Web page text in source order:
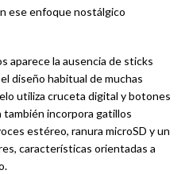
ese enfoque nostálgico
aparece la ausencia de sticks
diseño habitual de muchas
utiliza cruceta digital y botones
también incorpora gatillos
estéreo, ranura microSD y un
características orientadas a